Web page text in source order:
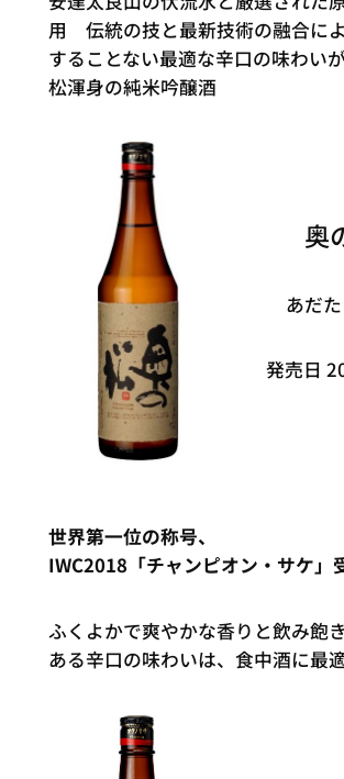
用 伝統の技と最新技術の融合に
することない最適な辛口の味わい
松渾身の純米吟醸酒
奥
あだ
発売日
世界第一位の称号、
IWC2018「チャンピオン・サケ」
ふくよかで爽やかな香りと飲み飽
ある辛口の味わいは、食中酒に最適